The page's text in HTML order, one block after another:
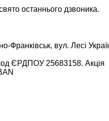
останнього дзвоника.
Франківськ, вул. Лесі
ЄРДПОУ 25683158. Акція